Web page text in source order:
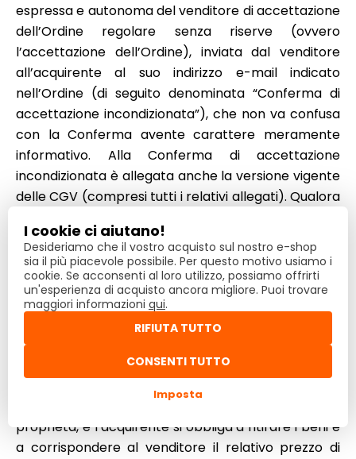
espressa e autonoma del venditore di accettazione
dell’Ordine regolare senza riserve (ovvero
l’accettazione dell’Ordine), inviata dal venditore
all’acquirente al suo indirizzo e-mail indicato
nell’Ordine (di seguito denominata “Conferma di
accettazione incondizionata”), che non va confusa
con la Conferma avente carattere meramente
informativo. Alla Conferma di accettazione
incondizionata è allegata anche la versione vigente
delle CGV (compresi tutti i relativi allegati). Qualora
incondizionata dell’Ordine regolare (accettazione
della proposta) entro 2 giorni lavorativi dal suo invio
da parte dell’acquirente, si ritiene che la proposta
non sia stata accettata dal venditore, salvo diverso
accordo tra il venditore e l’acquirente.
Con il contratto di compravendita il venditore si
della compravendita e a consentirgli di acquisirne la
proprietà, e l’acquirente si obbliga a ritirare i beni e
a corrispondere al venditore il relativo prezzo di
I cookie ci aiutano!
Desideriamo che il vostro acquisto sul nostro e-shop
sia il più piacevole possibile. Per questo motivo usiamo i
cookie. Se acconsenti al loro utilizzo, possiamo offrirti
un'esperienza di acquisto ancora migliore. Puoi trovare
maggiori informazioni qui.
Imposta
RIFIUTA TUTTO
CONSENTI TUTTO